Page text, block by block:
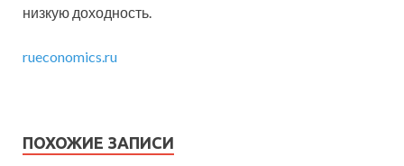
низкую доходность.
rueconomics.ru
ПОХОЖИЕ ЗАПИСИ